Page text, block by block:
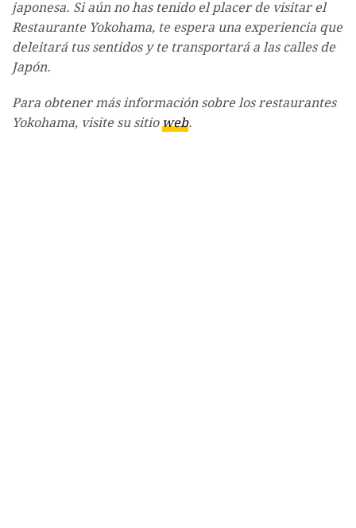
japonesa. Si aún no has tenido el placer de visitar el
Restaurante Yokohama, te espera una experiencia que
deleitará tus sentidos y te transportará a las calles de
Japón.
Para obtener más información sobre los restaurantes
Yokohama, visite su sitioweb.